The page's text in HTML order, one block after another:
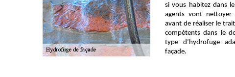
si vous habitez dans
agents vont nettoyer
avant de réaliser le
compétents dans le
type d’hydrofuge
façade.